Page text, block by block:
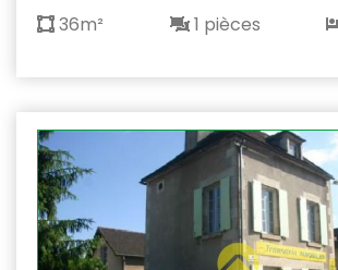
36m² 1 pièces